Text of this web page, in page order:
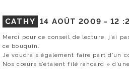
CATHY 14 AOÛT 2009 -12
Merci pour ce conseil de lecture, j’ai
ce bouquin.
Je voudrais également faire part d’un
Nos cœurs s’étaient filé rancard »